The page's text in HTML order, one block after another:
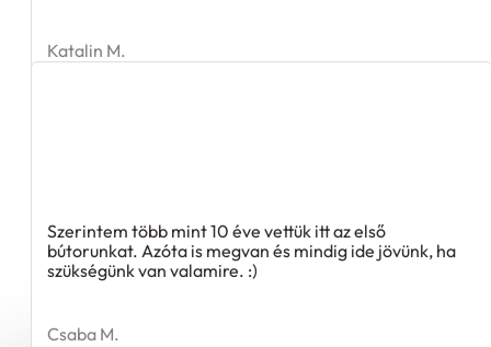
Katalin M.
Szerintem több mint 10 éve vettük itt az első
bútorunkat. Azóta is megvan és mindig ide jövünk, ha
szükségünk van valamire. :)
Csaba M.